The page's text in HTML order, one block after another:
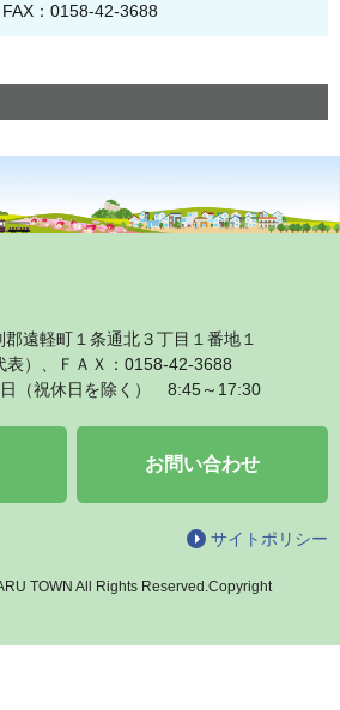
：0158-42-3688
遠軽町１条通北３丁目１番地１
表）、ＦＡＸ：0158‐42‐3688
（祝休日を除く） 8:45～17:30
お問い合わせ
サイトポリシー
TOWN All Rights Reserved.Copyright